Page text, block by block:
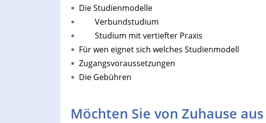
Die Studienmodelle
Verbundstudium
Studium mit vertiefter Praxis
Für wen eignet sich welches Studienmodell
Zugangsvoraussetzungen
Die Gebühren
Möchten Sie von Zuhause